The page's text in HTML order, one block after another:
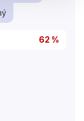
62 %